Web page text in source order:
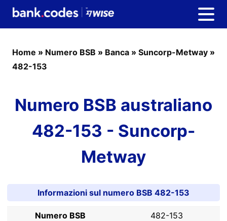
Home » Numero BSB » Banca » Suncorp-Metway »
482-153
Numero BSB australiano
482-153 - Suncorp-
Metway
Informazioni sul numero BSB 482-153
Numero BSB
482-153